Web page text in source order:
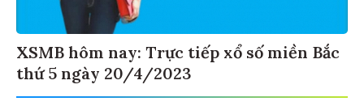
XSMB hôm nay: Trực tiếp xổ số miền Bắc
thứ 5 ngày 20/4/2023